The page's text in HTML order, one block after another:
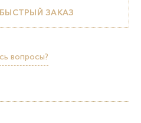
ЗАКАЗ
вопросы?